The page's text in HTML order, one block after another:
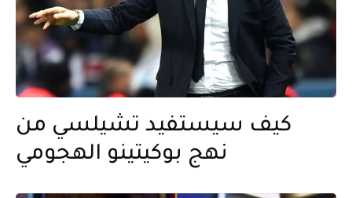
كيف سيستفيد تشيلسي من
نهج بوكيتينو الهجومي